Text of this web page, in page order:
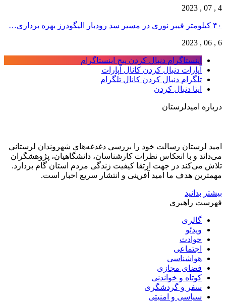
4 , 07 , 2023
۴۰ کیلومتر فیبر نوری در مسیر سد رودبار الیگودرز بهره برداری…
6 , 06 , 2023
اینستاگرام دنبال کردن پیج اینستاگرام
آپارات دنبال کردن کانال آپارات
تلگرام دنبال کردن کانال تلگرام
ایتا دنبال کردن
درباره امیدلرستان
امید لرستان رسالت خود را بررسی دغدغه‌های شهروندان لرستانی
می‌داند و با انعکاس نظرات کارشناسان، دانشگاهیان، پژوهشگران
تلاش می‌کند در جهت ارتقا کیفیت زندگی مردم استان گام بردارد.
مهمترین هدف ما امید آفرینی و انتشار سریع اخبار است.
بیشتر بدانید
فهرست راهبری
گالری
ویدئو
حوادث
اجتماعی
هواشناسی
فضای مجازی
کوتاه و خواندنی
سفر و گردشگری
سیاسی و امنیتی